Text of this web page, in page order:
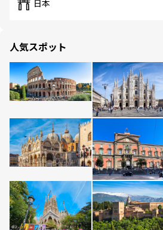
日本
人気スポット